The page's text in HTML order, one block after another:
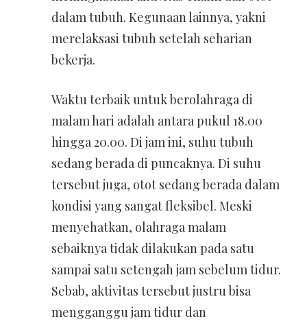
dalam tubuh. Kegunaan lainnya, yakni
merelaksasi tubuh setelah seharian
bekerja.
Waktu terbaik untuk berolahraga di
malam hari adalah antara pukul 18.00
hingga 20.00. Di jam ini, suhu tubuh
sedang berada di puncaknya. Di suhu
tersebut juga, otot sedang berada dalam
kondisi yang sangat fleksibel. Meski
menyehatkan, olahraga malam
sebaiknya tidak dilakukan pada satu
sampai satu setengah jam sebelum tidur.
Sebab, aktivitas tersebut justru bisa
mengganggu jam tidur dan